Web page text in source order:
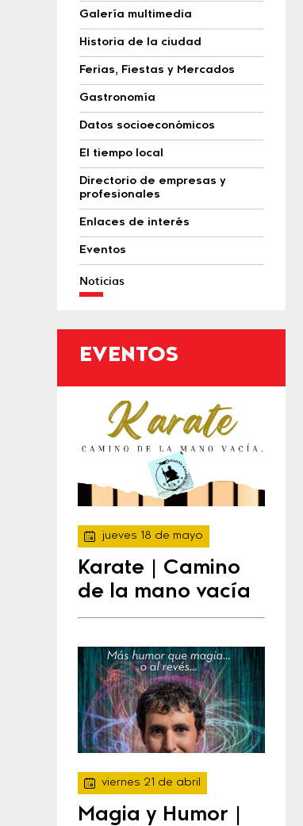
Galería multimedia
Historia de la ciudad
Ferias, Fiestas y Mercados
Gastronomía
Datos socioeconómicos
El tiempo local
Directorio de empresas y
profesionales
Enlaces de interés
Eventos
Noticias
EVENTOS
jueves 18 de mayo
Karate | Camino
de la mano vacía
viernes 21 de abril
Magia y Humor |